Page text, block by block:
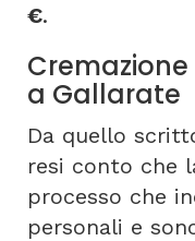
€.
a Gallarate
Da quello
resi conto che
processo che
personali e